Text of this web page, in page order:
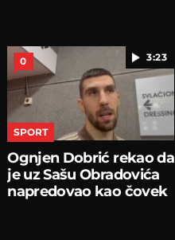
3:23
0
SPORT
Ognjen Dobrić rekao da
je uz Sašu Obradovića
napredovao kao čovek